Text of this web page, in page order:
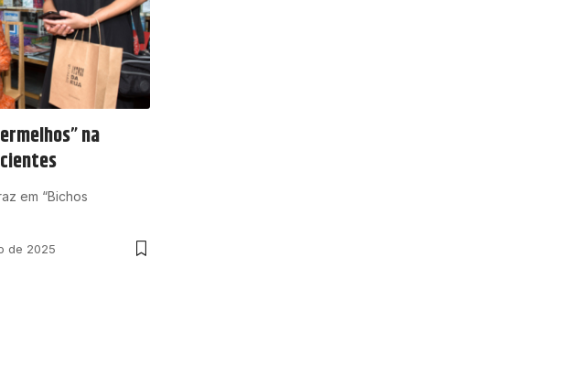
na
em “Bichos
de 2025